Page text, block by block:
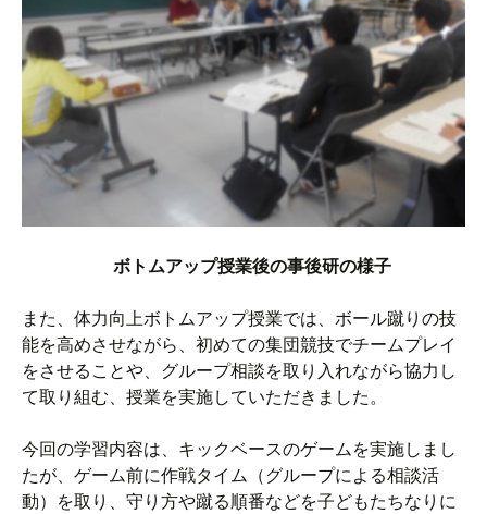
ボトムアップ授業後の事後研の様子
また、体力向上ボトムアップ授業では、ボール蹴りの技
能を高めさせながら、初めての集団競技でチームプレイ
をさせることや、グループ相談を取り入れながら協力し
て取り組む、授業を実施していただきました。
今回の学習内容は、キックベースのゲームを実施しまし
たが、ゲーム前に作戦タイム（グループによる相談活
動）を取り、守り方や蹴る順番などを子どもたちなりに